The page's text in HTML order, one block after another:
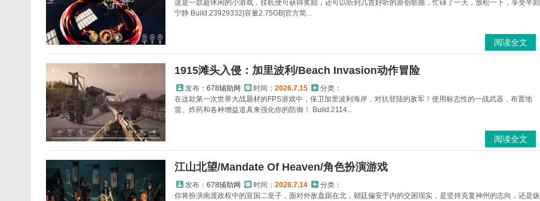
这是一款超休闲的小游戏，挂机便可获得奖励，还可以听到几首好听的原创歌曲，忙碌了一天，放松一下，享受半刻
宁静 Build.23929332|容量2.75GB|官方简...
阅读全文
1915滩头入侵：加里波利/Beach Invasion动作冒险
发布： 678辅助网 时间： 2026.7.15
分类：
在这款第一次世界大战题材的FPS游戏中，保卫加里波利海岸，对抗登陆的敌军！使用标志性的一战武器，布置地
雷、炸药和各种增益道具来强化你的防御！ Build.2114...
阅读全文
江山北望/Mandate Of Heaven/角色扮演游戏
发布： 678辅助网 时间： 2026.7.14
分类：
你将扮演南渡政权中的宣国二皇子，面对外敌盘踞在北，朝廷偏安于内的交困现实，是坚持克复神州的志向，还是纵